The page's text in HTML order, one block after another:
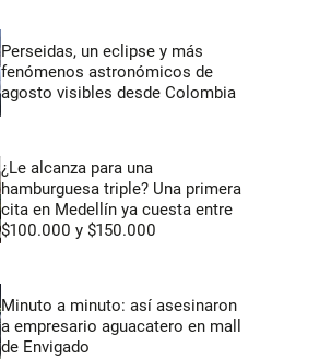
Perseidas, un eclipse y más
fenómenos astronómicos de
agosto visibles desde Colombia
¿Le alcanza para una
hamburguesa triple? Una primera
cita en Medellín ya cuesta entre
$100.000 y $150.000
Minuto a minuto: así asesinaron
a empresario aguacatero en mall
de Envigado